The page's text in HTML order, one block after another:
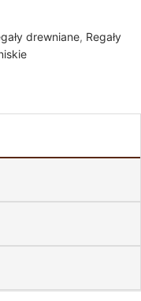
drewniane, Regały